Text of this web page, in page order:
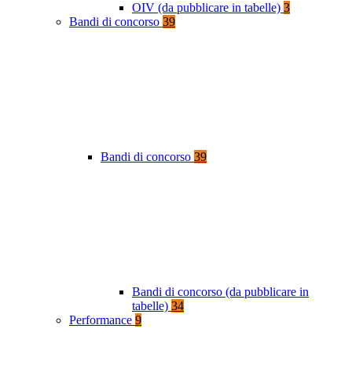
OIV (da pubblicare in tabelle) 3
Bandi di concorso 39
Bandi di concorso 39
Bandi di concorso (da pubblicare in
tabelle) 34
Performance 9